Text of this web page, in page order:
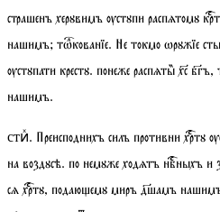
страшенъ херꙋвимъ ѹстꙋпи распѧтомꙋ
нашимъ;тѡкованїе. Не токмо ѡрꙋжїе
ѹстꙋпати крестꙋ. понеже распѧты хс
нашимъ.
стиⷯ. Преисподнихъ силъ противни хртꙋ
на воздꙋсѣ. по немꙋже ходѧтъ нбныхъ
сѧ хртꙋ, подаюемꙋ миръ дшамъ